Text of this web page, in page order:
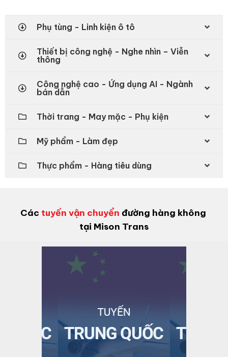
Phụ tùng - Linh kiện ô tô
Thiết bị công nghệ - Nghe nhìn – Viễn
thông
Công nghệ cao - Ứng dụng AI - Ngành
bán dẫn
Thời trang - May mặc - Phụ kiện
Mỹ phẩm - Làm đẹp
Thực phẩm - Hàng tiêu dùng
Các tuyến vận chuyển đường hàng không
tại Mison Trans